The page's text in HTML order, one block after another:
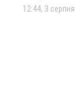
12:44, 3 серпня